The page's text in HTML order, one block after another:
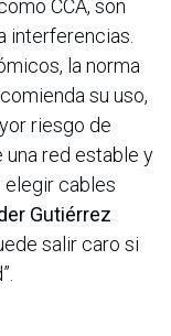
CCA, son
interferencias.
la norma
su uso,
riesgo de
una red estable y
elegir cables
Gutiérrez
salir caro si